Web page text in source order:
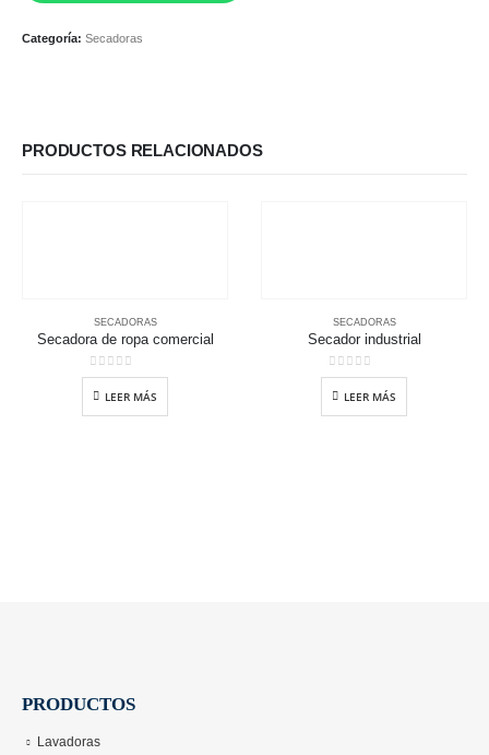
Categoría: Secadoras
PRODUCTOS RELACIONADOS
SECADORAS
Secadora de ropa comercial
0out of 5
LEER MÁS
SECADORAS
Secador industrial
0out of 5
LEER MÁS
PRODUCTOS
Lavadoras